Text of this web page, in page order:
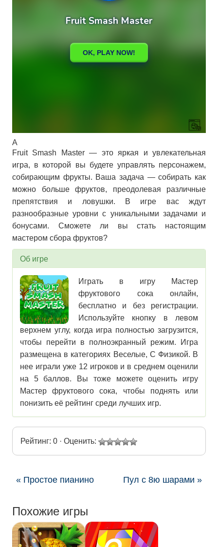
A
Fruit Smash Master — это яркая и увлекательная
игра, в которой вы будете управлять персонажем,
собирающим фрукты. Ваша задача — собирать как
можно больше фруктов, преодолевая различные
препятствия и ловушки. В игре вас ждут
разнообразные уровни с уникальными задачами и
бонусами. Сможете ли вы стать настоящим
мастером сбора фруктов?
Об игре
Играть в игру Мастер
фруктового сока онлайн,
бесплатно и без регистрации.
Используйте кнопку в левом
верхнем углу, когда игра полностью загрузится,
чтобы перейти в полноэкранный режим. Игра
размещена в категориях Веселые, С Физикой. В
нее играли уже 12 игроков и в среднем оценили
на 5 баллов. Вы тоже можете оценить игру
Мастер фруктового сока, чтобы поднять или
понизить её рейтинг среди лучших игр.
Рейтинг: 0 · Оценить:
« Простое пианино Пул с 8ю шарами »
Похожие игры